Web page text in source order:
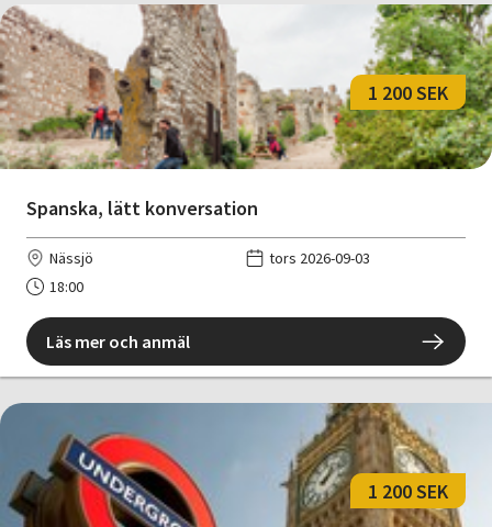
Spanska, lätt konversation
1 200 SEK
Nässjö
tors 2026-09-03
18:00
Läs mer och anmäl
1 200 SEK